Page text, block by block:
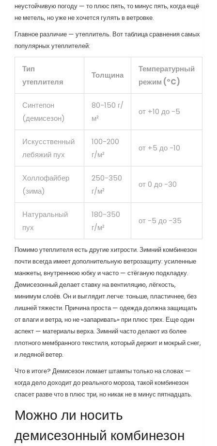
неустойчивую погоду — то плюс пять, то минус пять, когда ещё
не метель, но уже не хочется гулять в ветровке.
Главное различие — утеплитель. Вот таблица сравнения самых
популярных утеплителей:
Тип
утеплителя
Толщина
Температурный
режим (°C)
Синтепон
(демисезон)
80-150 г/
м²
от +10 до -5
Искусственный
лебяжий пух
100-200
г/м²
от +5 до -10
Холлофайбер
(зима)
250-350
г/м²
от 0 до -30
Натуральный
пух
180-350
г/м²
от -5 до -35
Помимо утеплителя есть другие хитрости. Зимний комбинезон
почти всегда имеет дополнительную ветрозащиту: усиленные
манжеты, внутреннюю юбку и часто — стёганую подкладку.
Демисезонный делает ставку на вентиляцию, лёгкость,
минимум слоёв. Он и выглядит легче: тоньше, пластичнее, без
лишней тяжести. Причина проста — одежда должна защищать
от влаги и ветра, но не «запаривать» при плюс трех. Еще один
аспект — материалы верха. Зимний часто делают из более
плотного мембранного текстиля, который держит и мокрый снег,
и ледяной ветер.
Что в итоге? Демисезон ломает штампы только на словах —
когда дело доходит до реального мороза, такой комбинезон
спасет разве что в плюс три, но никак не в минус пятнадцать.
Можно ли носить
демисезонный комбинезон